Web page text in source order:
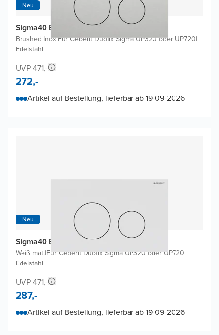
Neu
Sigma40 Betätigungsplatten
Brushed Inox|Für Geberit Duofix Sigma UP320 oder UP720|
Edelstahl
UVP 471,-
272,-
Artikel auf Bestellung, lieferbar ab 19-09-2026
Neu
Sigma40 Betätigungsplatten
Weiß matt|Für Geberit Duofix Sigma UP320 oder UP720|
Edelstahl
UVP 471,-
287,-
Artikel auf Bestellung, lieferbar ab 19-09-2026